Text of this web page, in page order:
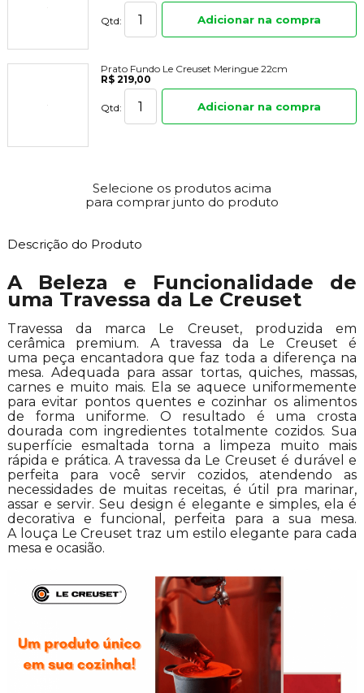
Qtd: Adicionar na compra
Prato Fundo Le Creuset Meringue 22cm
R$ 219,00
Qtd: Adicionar na compra
Selecione os produtos acima
para comprar junto do produto
Descrição do Produto
A Beleza e Funcionalidade de
uma Travessa da Le Creuset
Travessa da marca Le Creuset, produzida em
cerâmica premium. A travessa da Le Creuset é
uma peça encantadora que faz toda a diferença na
mesa. Adequada para assar tortas, quiches, massas,
carnes e muito mais. Ela se aquece uniformemente
para evitar pontos quentes e cozinhar os alimentos
de forma uniforme. O resultado é uma crosta
dourada com ingredientes totalmente cozidos. Sua
superfície esmaltada torna a limpeza muito mais
rápida e prática. A travessa da Le Creuset é durável e
perfeita para você servir cozidos, atendendo as
necessidades de muitas receitas, é útil pra marinar,
assar e servir. Seu design é elegante e simples, ela é
decorativa e funcional, perfeita para a sua mesa.
A louça Le Creuset traz um estilo elegante para cada
mesa e ocasião.